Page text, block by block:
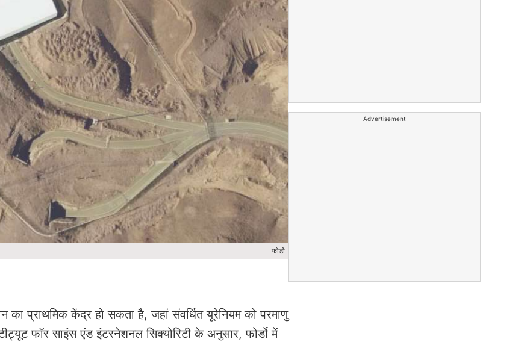
फोर्डो
का प्राथमिक केंद्र हो सकता है, जहां संवर्धित यूरेनियम को परमाणु
फॉर साइंस एंड इंटरनेशनल सिक्योरिटी के अनुसार, फोर्डो में
Advertisement